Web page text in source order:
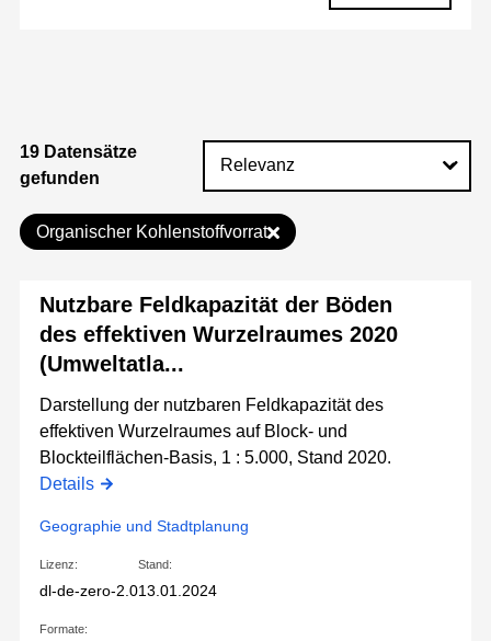
19 Datensätze
gefunden
Organischer Kohlenstoffvorrat
Nutzbare Feldkapazität der Böden
des effektiven Wurzelraumes 2020
(Umweltatla...
Darstellung der nutzbaren Feldkapazität des
effektiven Wurzelraumes auf Block- und
Blockteilflächen-Basis, 1 : 5.000, Stand 2020.
Details
Geographie und Stadtplanung
Lizenz:
dl-de-zero-2.0
Stand:
13.01.2024
Formate: